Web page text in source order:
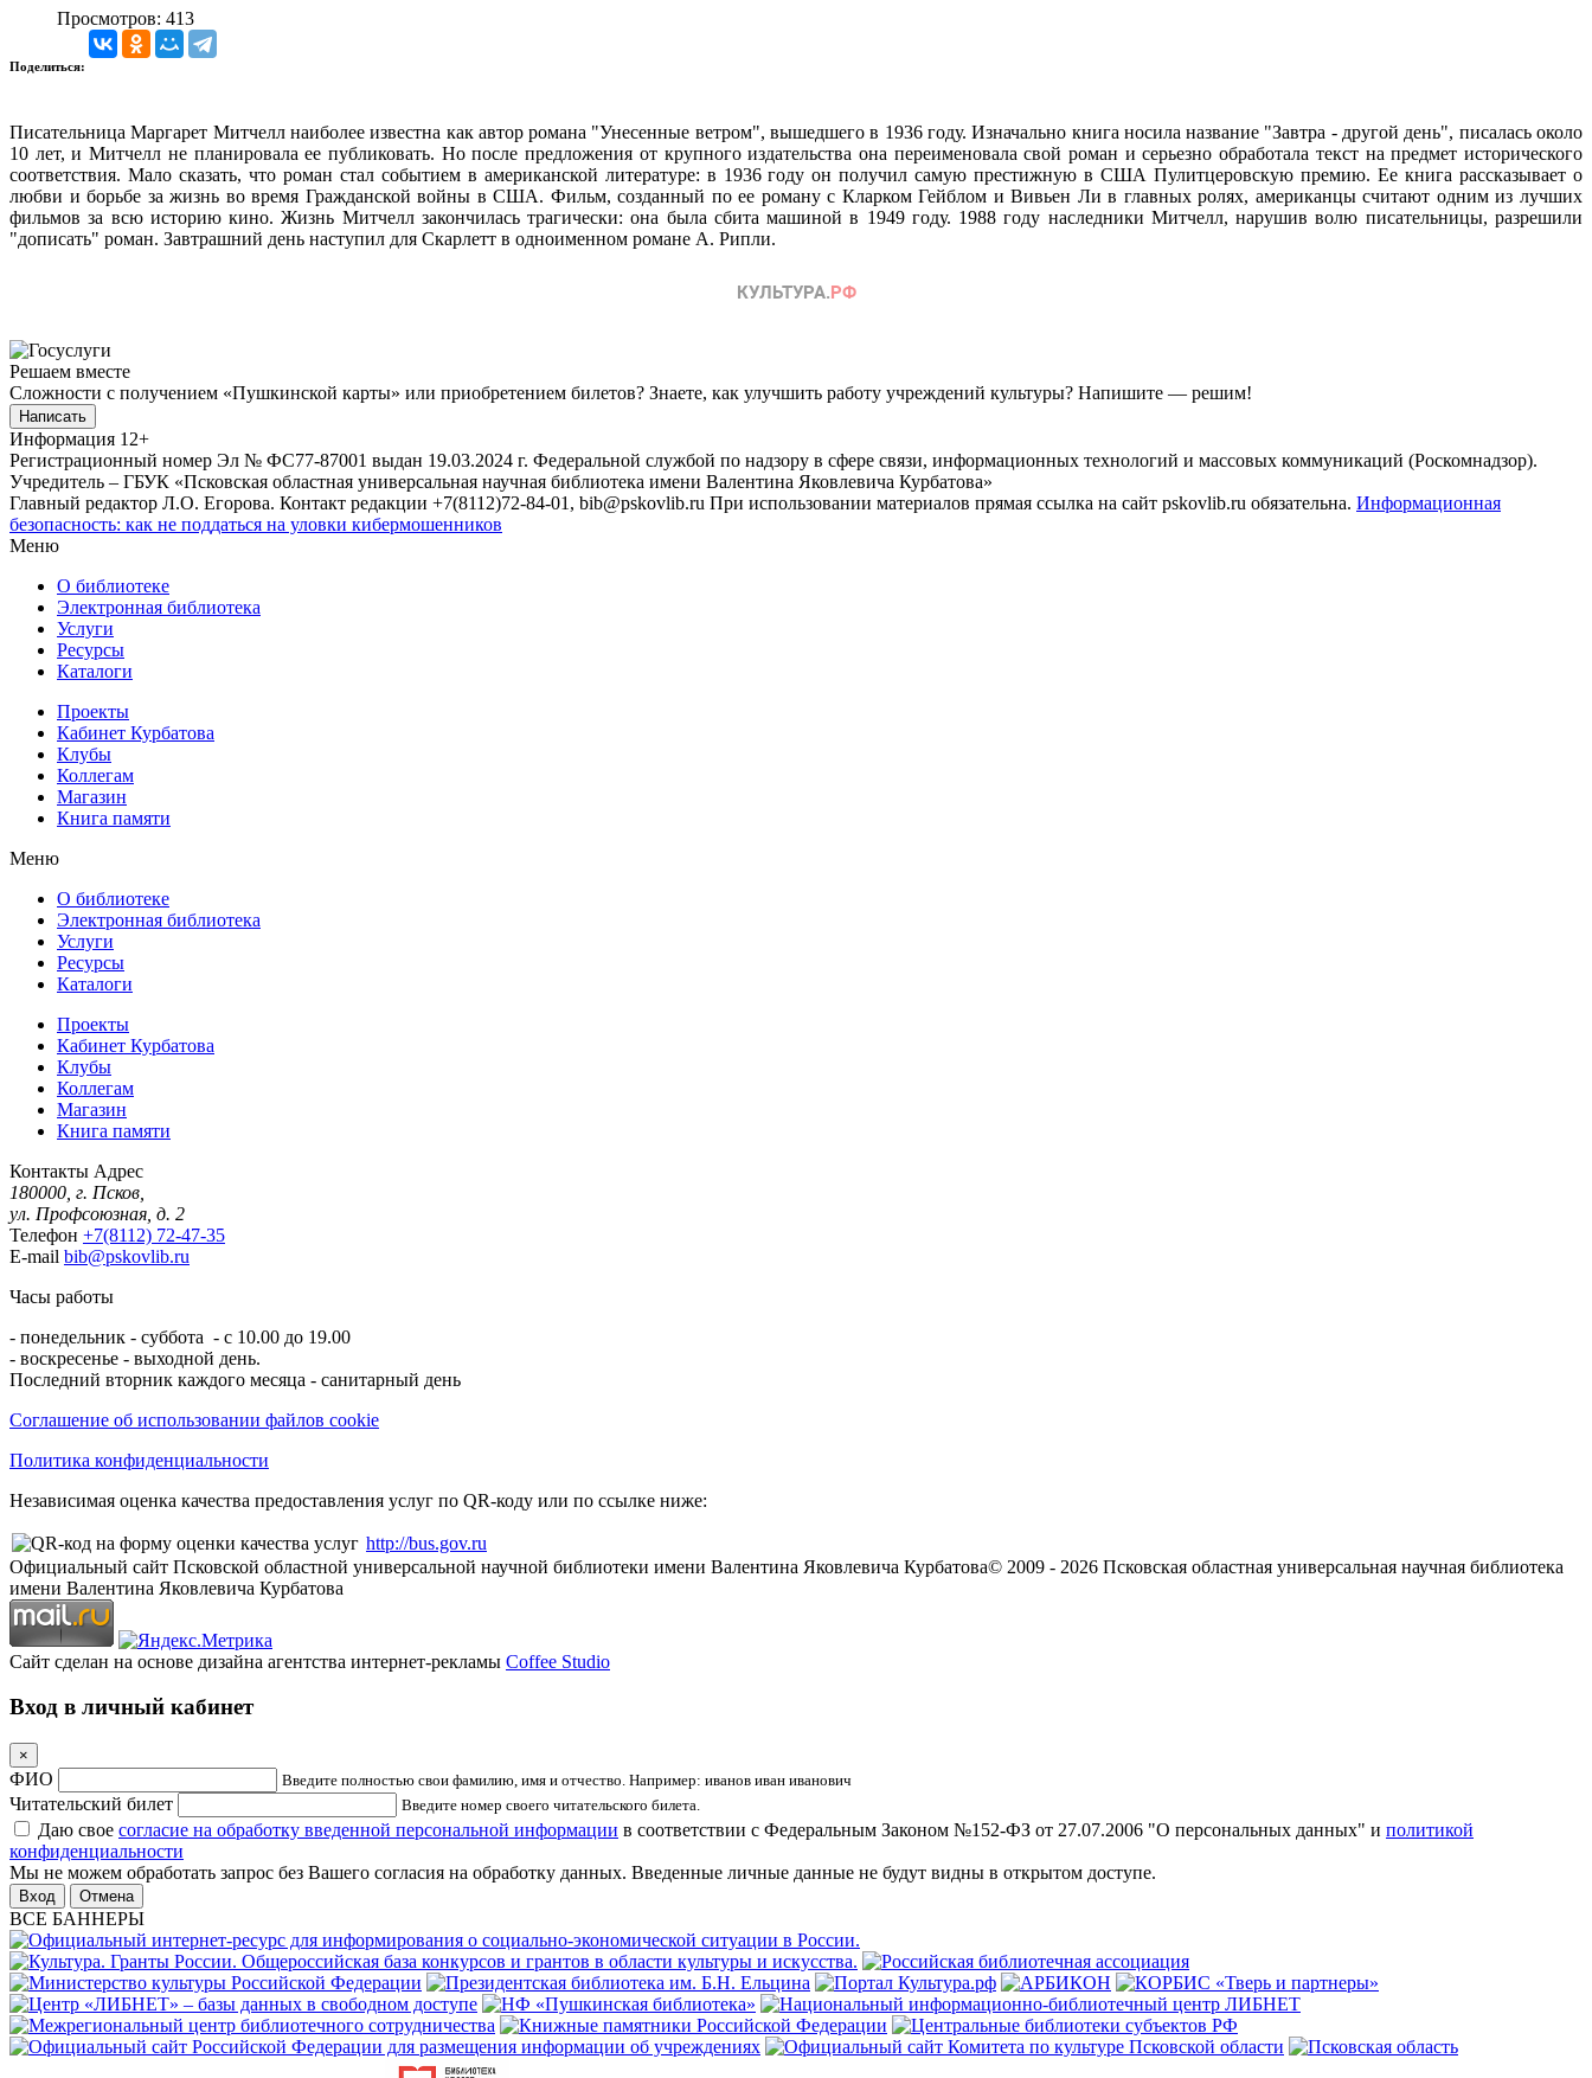
Просмотров: 413
Поделиться:
Писательница Маргарет Митчелл наиболее известна как автор романа "Унесенные ветром", вышедшего в 1936 году. Изначально книга носила название "Завтра - другой день", писалась около
10 лет, и Митчелл не планировала ее публиковать. Но после предложения от крупного издательства она переименовала свой роман и серьезно обработала текст на предмет исторического
соответствия. Мало сказать, что роман стал событием в американской литературе: в 1936 году он получил самую престижную в США Пулитцеровскую премию. Ее книга рассказывает о
любви и борьбе за жизнь во время Гражданской войны в США. Фильм, созданный по ее роману с Кларком Гейблом и Вивьен Ли в главных ролях, американцы считают одним из лучших
фильмов за всю историю кино. Жизнь Митчелл закончилась трагически: она была сбита машиной в 1949 году. 1988 году наследники Митчелл, нарушив волю писательницы, разрешили
"дописать" роман. Завтрашний день наступил для Скарлетт в одноименном романе А. Рипли.
Решаем вместе
Сложности с получением «Пушкинской карты» или приобретением билетов? Знаете, как улучшить работу учреждений культуры? Напишите — решим!
Написать
Информация 12+
Регистрационный номер Эл № ФС77-87001 выдан 19.03.2024 г. Федеральной службой по надзору в сфере связи, информационных технологий и массовых коммуникаций (Роскомнадзор).
Учредитель – ГБУК «Псковская областная универсальная научная библиотека имени Валентина Яковлевича Курбатова»
Главный редактор Л.О. Егорова. Контакт редакции +7(8112)72-84-01, bib@pskovlib.ru При использовании материалов прямая ссылка на сайт pskovlib.ru обязательна. Информационная
безопасность: как не поддаться на уловки кибермошенников
Меню
О библиотеке
Электронная библиотека
Услуги
Ресурсы
Каталоги
Проекты
Кабинет Курбатова
Клубы
Коллегам
Магазин
Книга памяти
Меню
О библиотеке
Электронная библиотека
Услуги
Ресурсы
Каталоги
Проекты
Кабинет Курбатова
Клубы
Коллегам
Магазин
Книга памяти
Контакты Адрес
180000, г. Псков,
ул. Профсоюзная, д. 2
Телефон +7(8112) 72-47-35
E-mail bib@pskovlib.ru
Часы работы
- понедельник - суббота - с 10.00 до 19.00
- воскресенье - выходной день.
Последний вторник каждого месяца - санитарный день
Соглашение об использовании файлов cookie
Политика конфиденциальности
Независимая оценка качества предоставления услуг по QR-коду или по ссылке ниже:
http://bus.gov.ru
Официальный сайт Псковской областной универсальной научной библиотеки имени Валентина Яковлевича Курбатова© 2009 - 2026 Псковская областная универсальная научная библиотека
имени Валентина Яковлевича Курбатова
Сайт сделан на основе дизайна агентства интернет-рекламы Coffee Studio
Вход в личный кабинет
×
ФИО Введите полностью свои фамилию, имя и отчество. Например: иванов иван иванович
Читательский билет Введите номер своего читательского билета.
Даю свое согласие на обработку введенной персональной информации в соответствии с Федеральным Законом №152-ФЗ от 27.07.2006 "О персональных данных" и политикой
конфиденциальности
Мы не можем обработать запрос без Вашего согласия на обработку данных. Введенные личные данные не будут видны в открытом доступе.
Отмена
ВСЕ БАННЕРЫ